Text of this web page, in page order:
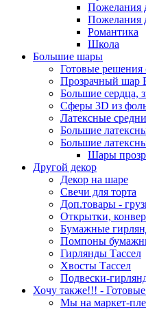
Пожелания
Пожелания
Романтика
Школа
Большие шары
Готовые решения
Прозрачный шар
Большие сердца,
Сферы 3D из
Латексные
Большие
Большие
Шары
Другой декор
Декор на шаре
Свечи для торта
Доп.товары -
Открытки,
Бумажные
Помпоны
Гирлянды Тассел
Хвосты Тассел
Подвески-
Хочу также!!! -
Мы на маркет-